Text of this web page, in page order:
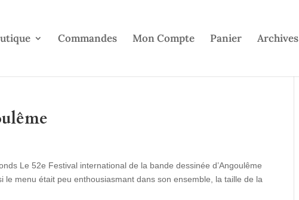
Commandes Mon Compte Panier Archives
Le 52e Festival international de la bande dessinée d’Angoulême
le menu était peu enthousiasmant dans son ensemble, la taille de la